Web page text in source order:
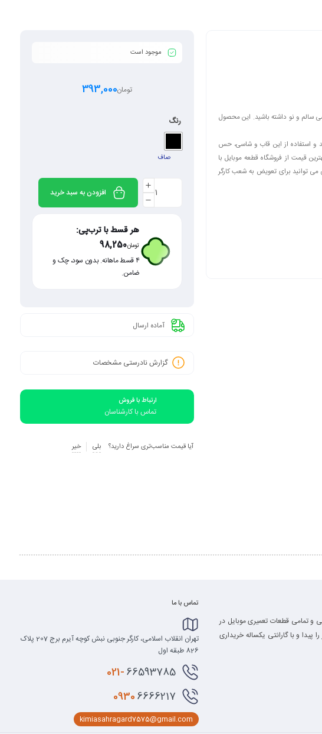
تا یک گوشی سالم و نو داشته باشید. این محصول
و استفاده از این قاب و شاسی، حس
قیمت از فروشگاه قطعه موبایل با
می توانید برای تعویض به شعب کارگر
موجود است
تومان393,000
رنگ
صاف
افزودن به سبد خرید
هر قسط با ترب‌پی:
تومان98,250
۴ قسط ماهانه. بدون سود، چک و
ضامن.
آماده ارسال
گزارش نادرستی مشخصات
ارتباط با فروش
تماس با کارشناسان
آیا قیمت مناسب‌تری سراغ دارید؟ بلی خیر
و تمامی قطعات تعمیری موبایل در
پیدا و با گارانتی یکساله خریداری
تماس با ما
تهران انقلاب اسلامی، کارگر جنوبی نبش کوچه آیرم برج 207 پلاک
826 طبقه اول
021-66593785
09306666217
kimiasahragard7575@gmail.com